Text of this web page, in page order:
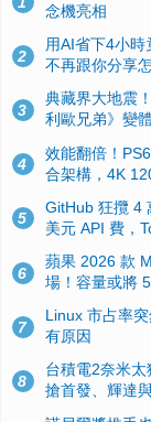
念機亮相
2
用AI省下4小
不再跟你分享
3
典藏界大地震
利歐兄弟》變
4
效能翻倍！
合架構，4K
5
GitHub 狂攬 4
美元 API 費，
6
蘋果 2026 款
場！容量或將
7
Linux 市占率
有原因
8
台積電2奈米
搶首發、輝達